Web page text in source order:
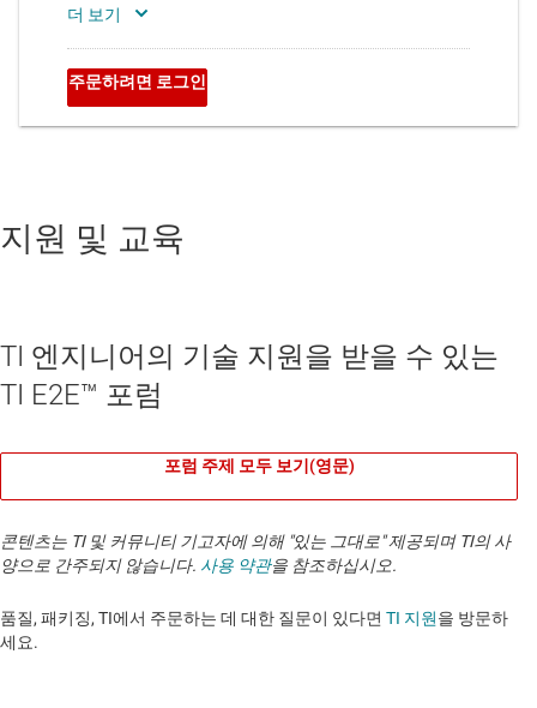
지원 및 교육
TI 엔지니어의 기술 지원을 받을 수 있는
TI E2E™ 포럼
포럼 주제 모두 보기(영문)
콘텐츠는 TI 및 커뮤니티 기고자에 의해 "있는 그대로" 제공되며 TI의 사
양으로 간주되지 않습니다. 사용 약관을 참조하십시오.
품질, 패키징, TI에서 주문하는 데 대한 질문이 있다면 TI 지원을 방문하
세요. ​​​​​​​​​​​​​​